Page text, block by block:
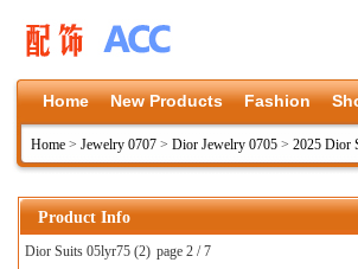
Home New Products Fashion
Home > Jewelry 0707 > Dior Jewelry 0705 > 2025 Dior
Product Info
Dior Suits 05lyr75 (2) page 2 / 7